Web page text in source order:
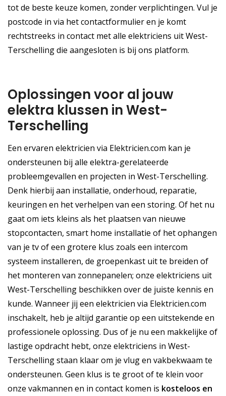
tot de beste keuze komen, zonder verplichtingen. Vul je
postcode in via het contactformulier en je komt
rechtstreeks in contact met alle elektriciens uit West-
Terschelling die aangesloten is bij ons platform.
Oplossingen voor al jouw
elektra klussen in West-
Terschelling
Een ervaren elektricien via Elektricien.com kan je
ondersteunen bij alle elektra-gerelateerde
probleemgevallen en projecten in West-Terschelling.
Denk hierbij aan installatie, onderhoud, reparatie,
keuringen en het verhelpen van een storing. Of het nu
gaat om iets kleins als het plaatsen van nieuwe
stopcontacten, smart home installatie of het ophangen
van je tv of een grotere klus zoals een intercom
systeem installeren, de groepenkast uit te breiden of
het monteren van zonnepanelen; onze elektriciens uit
West-Terschelling beschikken over de juiste kennis en
kunde. Wanneer jij een elektricien via Elektricien.com
inschakelt, heb je altijd garantie op een uitstekende en
professionele oplossing. Dus of je nu een makkelijke of
lastige opdracht hebt, onze elektriciens in West-
Terschelling staan klaar om je vlug en vakbekwaam te
ondersteunen. Geen klus is te groot of te klein voor
onze vakmannen en in contact komen is kosteloos en